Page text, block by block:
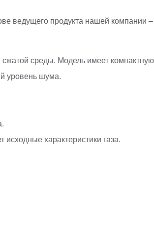
ведущего продукта нашей компании
сжатой среды. Модель имеет компактную
уровень шума.
характеристики газа.